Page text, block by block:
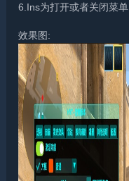
6.Ins为打开或者关闭菜单
效果图: